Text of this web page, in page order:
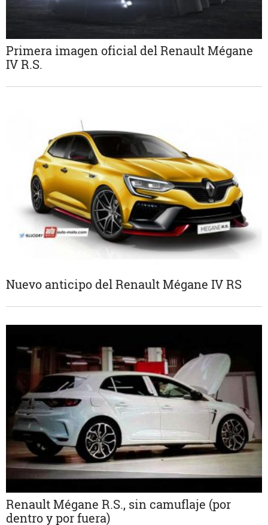
Primera imagen oficial del Renault Mégane
IV R.S.
Nuevo anticipo del Renault Mégane IV RS
Renault Mégane R.S., sin camuflaje (por
dentro y por fuera)